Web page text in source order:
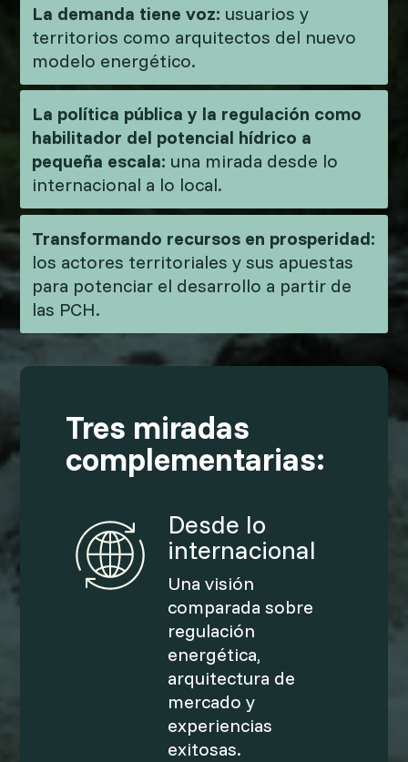
La demanda tiene voz: usuarios y
territorios como arquitectos del nuevo
modelo energético.
La política pública y la regulación como
habilitador del potencial hídrico a
pequeña escala: una mirada desde lo
internacional a lo local.
Transformando recursos en prosperidad:
los actores territoriales y sus apuestas
para potenciar el desarrollo a partir de
las PCH.
Tres miradas
complementarias:
Desde lo
internacional
Una visión
comparada sobre
regulación
energética,
arquitectura de
mercado y
experiencias
exitosas.